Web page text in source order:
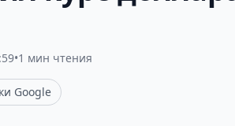
•1 мин чтения
Google